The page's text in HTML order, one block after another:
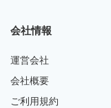
会社情報
運営会社
会社概要
ご利用規約